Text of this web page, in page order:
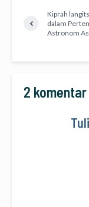
Kiprah
dalam
Astronom
2 komentar